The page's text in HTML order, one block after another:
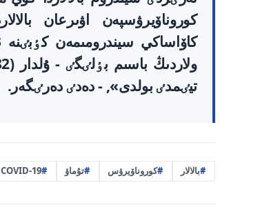
تيٸمدٸ بولدى», - دەدٸ دەرٸگەر.
بالالار كوروناۆيرۋس تۇماۋ COVID-19